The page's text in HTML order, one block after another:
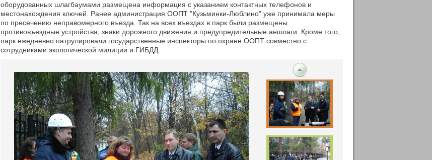
оборудованных шлагбаумами размещена информация с указанием контактных телефонов и
местонахождения ключей. Ранее администрация ООПТ "Кузьминки-Люблино" уже принимала меры
по пресечению неправомерного въезда. Так на всех въездах в парк были размещены
противовъездные устройства, знаки дорожного движения и предупредительные аншлаги. Кроме того,
парк ежедневно патрулировали государственные инспекторы по охране ООПТ совместно с
сотрудниками экологической милиции и ГИБДД.